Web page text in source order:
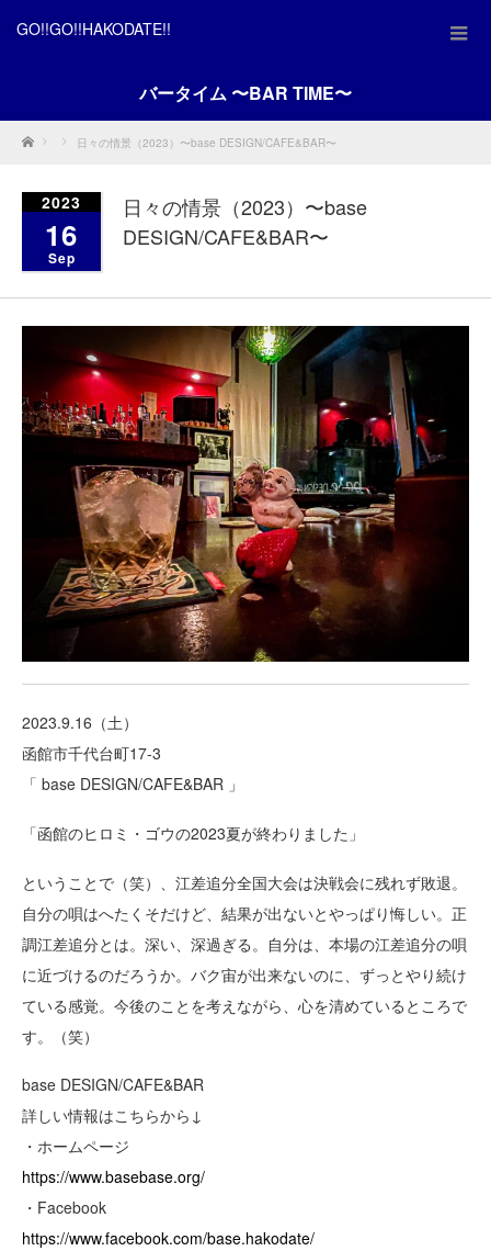
GO!!GO!!HAKODATE!!
バータイム 〜BAR TIME〜
Home 日々の情景（2023）〜base DESIGN/CAFE&BAR〜
2023
16
Sep
日々の情景（2023）〜base
DESIGN/CAFE&BAR〜
2023.9.16（土）
函館市千代台町17-3
「 base DESIGN/CAFE&BAR 」
「函館のヒロミ・ゴウの2023夏が終わりました」
ということで（笑）、江差追分全国大会は決戦会に残れず敗退。
自分の唄はへたくそだけど、結果が出ないとやっぱり悔しい。正
調江差追分とは。深い、深過ぎる。自分は、本場の江差追分の唄
に近づけるのだろうか。バク宙が出来ないのに、ずっとやり続け
ている感覚。今後のことを考えながら、心を清めているところで
す。（笑）
base DESIGN/CAFE&BAR
詳しい情報はこちらから↓
・ホームページ
https://www.basebase.org/
・Facebook
https://www.facebook.com/base.hakodate/